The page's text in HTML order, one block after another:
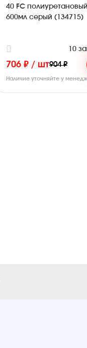
40 FC полиуретановый
600мл серый (134715)
10
706 ₽ / шт904 ₽
Наличие уточняйте у